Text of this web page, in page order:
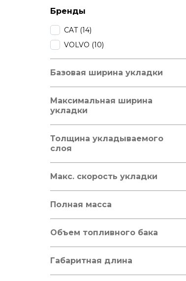
Бренды
CAT(14)
VOLVO (10)
Базовая ширина укладки
от мм до
Максимальная ширина
укладки
от мм до
Толщина укладываемого
слоя
от мм до
Макс. скорость укладки
от до
Полная масса
от кг до
Объем топливного бака
от л до
Габаритная длина
от мм до